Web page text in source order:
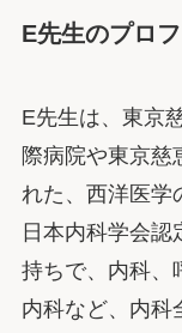
E先生のプロ
E先生は、東京
際病院や東京慈
れた、西洋医学
日本内科学会認
持ちで、内科、
内科など、内科